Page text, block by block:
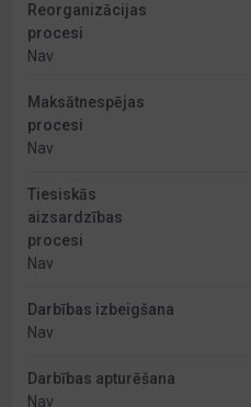
Reorganizācijas
procesi
Nav
Maksātnespējas
procesi
Nav
Tiesiskās
aizsardzības
procesi
Nav
Darbības izbeigšana
Nav
Darbības apturēšana
Nav